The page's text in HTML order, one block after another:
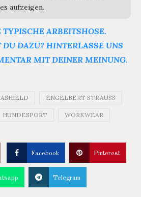
aufzeigen.
ARBEITSHOSE.
DAZU? HINTERLASSE UNS
MIT DEINER MEINUNG.
ENGELBERT STRAUSS
HUNDESPORT WORKWEAR
Facebook Pinterest
Telegram